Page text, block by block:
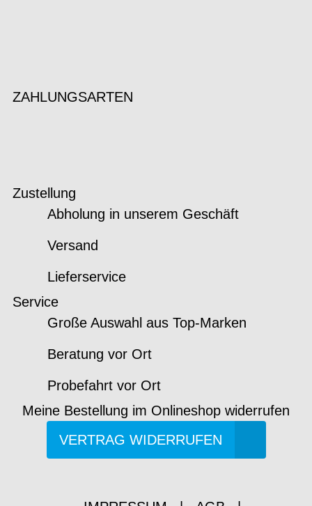
ZAHLUNGSARTEN
Zustellung
Abholung in unserem Geschäft
Versand
Lieferservice
Service
Große Auswahl aus Top-Marken
Beratung vor Ort
Probefahrt vor Ort
Meine Bestellung im Onlineshop widerrufen
VERTRAG WIDERRUFEN